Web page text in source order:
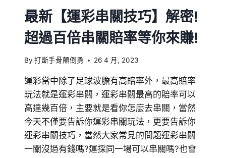
最新【運彩串關技巧】解密!
超過百倍串關賠率等你來賺!
By 打斷手骨顛倒勇 26 4 月, 2023
運彩當中除了足球波膽有高賠率外，最高賠率
玩法就是運彩串關，運彩串關最高的賠率可以
高達幾百倍，主要就是看你怎麼去串關，當然
今天不僅要告訴你運彩串關玩法，更要告訴你
運彩串關技巧，當然大家常見的問題運彩串關
一關沒過有錢嗎?運採同一場可以串關嗎?也會